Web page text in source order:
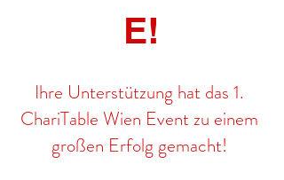
E!
Ihre Unterstützung hat das 1.
ChariTable Wien Event zu einem
großen Erfolg gemacht!